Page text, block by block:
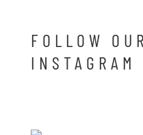
FOLLOW
INSTAGRAM